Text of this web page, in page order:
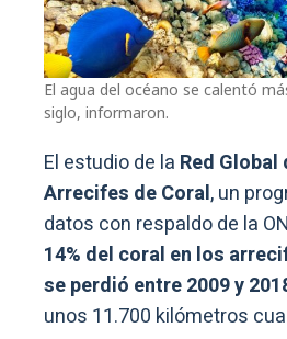
El agua del océano se calentó
siglo, informaron.
El estudio de la Red
Arrecifes de Coral, un
datos con respaldo de la
14% del coral en los
se perdió entre 2009 y
unos 11.700 kilómetros